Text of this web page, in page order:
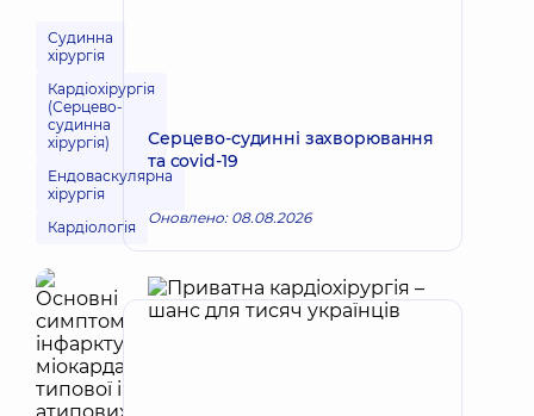
Судинна
хірургія
Кардіохірургія
(Серцево-
судинна
хірургія)
Ендоваскулярна
хірургія
Кардіологія
Серцево-судинні захворювання
та covid-19
Оновлено: 08.08.2026